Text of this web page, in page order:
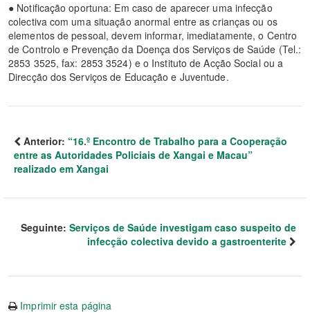
● Notificação oportuna: Em caso de aparecer uma infecção
colectiva com uma situação anormal entre as crianças ou os
elementos de pessoal, devem informar, imediatamente, o Centro
de Controlo e Prevenção da Doença dos Serviços de Saúde (Tel.:
2853 3525, fax: 2853 3524) e o Instituto de Acção Social ou a
Direcção dos Serviços de Educação e Juventude.
Anterior: “16.º Encontro de Trabalho para a Cooperação
entre as Autoridades Policiais de Xangai e Macau”
realizado em Xangai
Seguinte: Serviços de Saúde investigam caso suspeito de
infecção colectiva devido a gastroenterite
Imprimir esta página